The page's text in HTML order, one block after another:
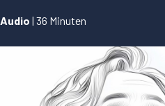
Audio | 36 Minuten
...